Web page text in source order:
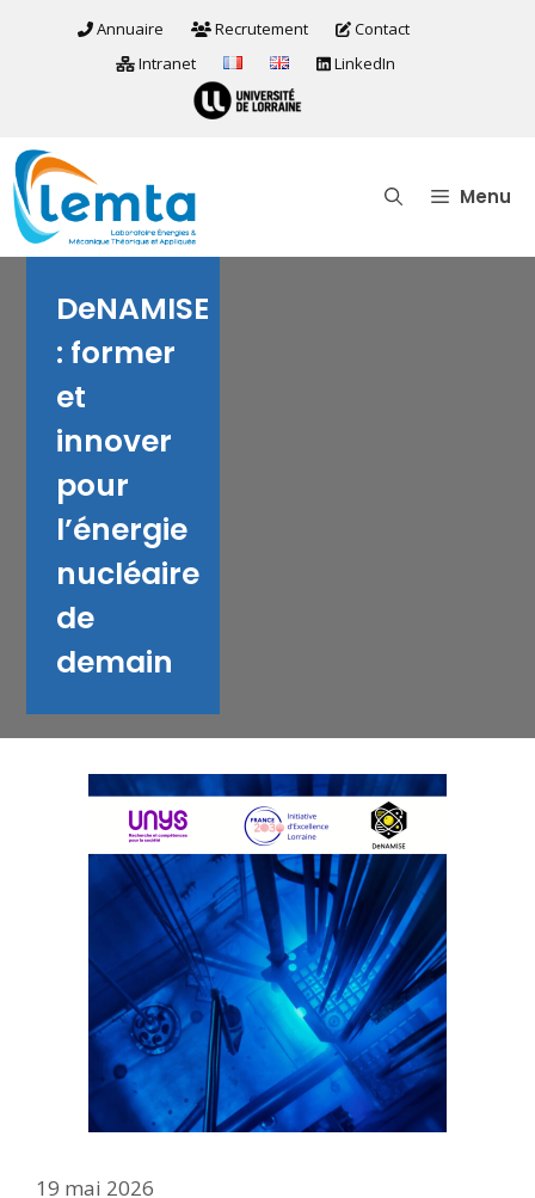
Annuaire Recrutement
Contact
Intranet
LinkedIn
Menu
DeNAMISE
: former
et
innover
pour
l’énergie
nucléaire
de
demain
19 mai 2026